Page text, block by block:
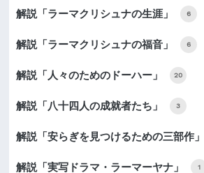
解説「ラーマクリシュナの生涯」 6
解説「ラーマクリシュナの福音」 6
解説「人々のためのドーハー」 20
解説「八十四人の成就者たち」 3
解説「安らぎを見つけるための三部作」
解説「実写ドラマ・ラーマーヤナ」 1